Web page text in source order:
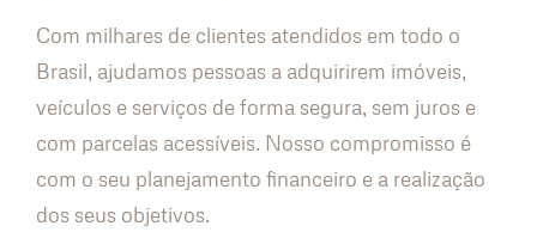
Com milhares de clientes atendidos em todo o
Brasil, ajudamos pessoas a adquirirem imóveis,
veículos e serviços de forma segura, sem juros e
com parcelas acessíveis. Nosso compromisso é
com o seu planejamento financeiro e a realização
dos seus objetivos.